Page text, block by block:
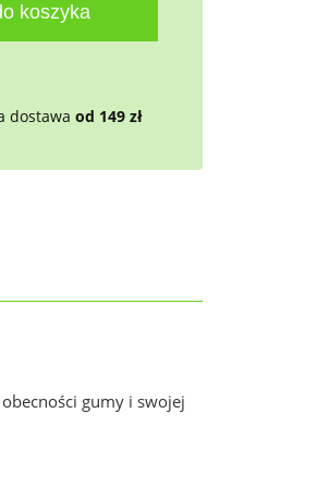
koszyka
dostawa od 149 zł
gumy i swojej